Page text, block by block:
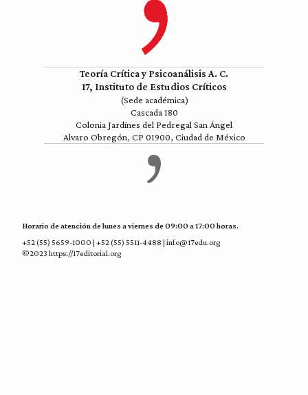
Teoría Crítica y Psicoanálisis A. C.
17, Instituto de Estudios Críticos
(Sede académica)
Cascada 180
Colonia Jardínes del Pedregal San Ángel
Alvaro Obregón, CP 01900, Ciudad de México
Horario de atención de lunes a viernes de 09:00 a 17:00 horas.
+52 (55) 5659-1000 | +52 (55) 5511-4488 | info@17edu.org
©2023 https://17editorial.org